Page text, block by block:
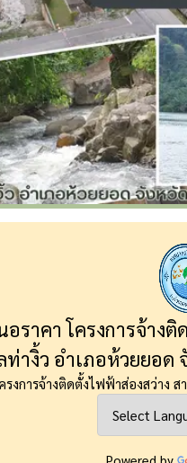
ราคา โครงการจ้า
างิ้ว อำเภอห้วยยอด
รงการจ้างติดตั้งไฟฟ้าส่องสว่า